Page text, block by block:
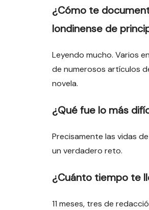
¿Cómo te
londinense de
Leyendo mucho. Varios
de numerosos artículos
novela.
¿Qué fue lo más
Precisamente las vidas
un verdadero reto.
¿Cuánto tiempo te
11 meses, tres de